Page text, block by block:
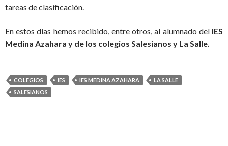
tareas de clasificación.
En estos días hemos recibido, entre otros, al alumnado del IES
Medina Azahara y de los colegios Salesianos y La Salle.
COLEGIOS IES IES MEDINA AZAHARA
LA SALLE
SALESIANOS